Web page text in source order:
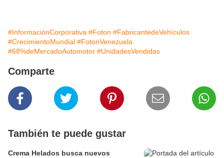
#InformaciónCorporativa #Foton #FabricantedeVehículos
#CrecimientoMundial #FotonVenezuela
#68%deMercadoAutomotor #UnidadesVendidas
Comparte
También te puede gustar
Crema Helados busca nuevos